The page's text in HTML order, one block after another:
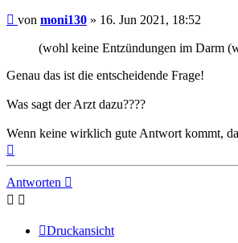
Beitrag
von moni130 » 16. Jun 2021, 18:52
(wohl keine Entzündungen im Darm
Genau das ist die entscheidende Frage!
Was sagt der Arzt dazu????
Wenn keine wirklich gute Antwort kommt,
Antworten
Druckansicht